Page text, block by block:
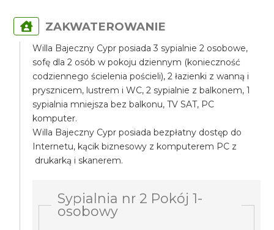
ZAKWATEROWANIE
Willa Bajeczny Cypr posiada 3 sypialnie 2 osobowe,
sofę dla 2 osób w pokoju dziennym (konieczność
codziennego ścielenia pościeli), 2 łazienki z wanną i
prysznicem, lustrem i WC, 2 sypialnie z balkonem, 1
sypialnia mniejsza bez balkonu, TV SAT, PC
komputer.
Willa Bajeczny Cypr posiada bezpłatny dostęp do
Internetu, kącik biznesowy z komputerem PC z
drukarką i skanerem.
Sypialnia nr 2 Pokój 1-
osobowy